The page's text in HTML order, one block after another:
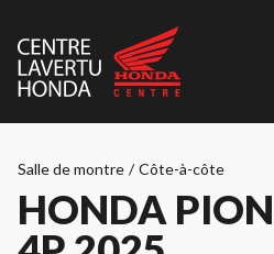
Salle de montre / Côte-à-côte
HONDA